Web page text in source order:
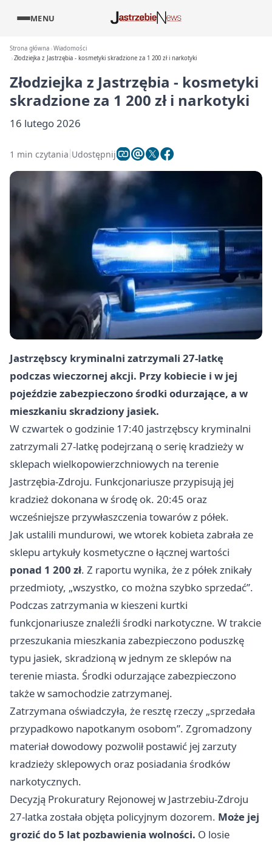
MENU
Strona główna Wiadomości
Złodziejka z Jastrzębia - kosmetyki skradzione za 1 200 zł i narkotyki
Złodziejka z Jastrzębia - kosmetyki
skradzione za 1 200 zł i narkotyki
16 lutego 2026
1 min czytania Udostępnij
Jastrzębscy kryminalni zatrzymali 27-latkę
podczas wieczornej akcji. Przy kobiecie i w jej
pojeździe zabezpieczono środki odurzające, a w
mieszkaniu skradziony jasiek.
W czwartek o godzinie 17:40 jastrzębscy kryminalni
zatrzymali 27-latkę podejrzaną o serię kradzieży w
sklepach wielkopowierzchniowych na terenie
Jastrzębia-Zdroju. Funkcjonariusze przypisują jej
kradzież dokonana w środę ok. 20:45 oraz
wcześniejsze przywłaszczenia towarów z półek.
Jak ustalili mundurowi, we wtorek kobieta zabrała ze
sklepu artykuły kosmetyczne o łącznej wartości
ponad 1 200 zł. Z raportu wynika, że z półek znikały
przedmioty, „wszystko, co można szybko sprzedać”.
Podczas zatrzymania w kieszeni kurtki
funkcjonariusze znaleźli środki narkotyczne. W trakcie
przeszukania mieszkania zabezpieczono poduszkę
typu jasiek, skradzioną w jednym ze sklepów na
terenie miasta. Środki odurzające zabezpieczono
także w samochodzie zatrzymanej.
Zatrzymana oświadczyła, że resztę rzeczy „sprzedała
przypadkowo napotkanym osobom”. Zgromadzony
materiał dowodowy pozwolił postawić jej zarzuty
kradzieży sklepowych oraz posiadania środków
narkotycznych.
Decyzją Prokuratury Rejonowej w Jastrzebiu-Zdroju
27-latka została objęta policyjnym dozorem. Może jej
grozić do 5 lat pozbawienia wolności. O losie